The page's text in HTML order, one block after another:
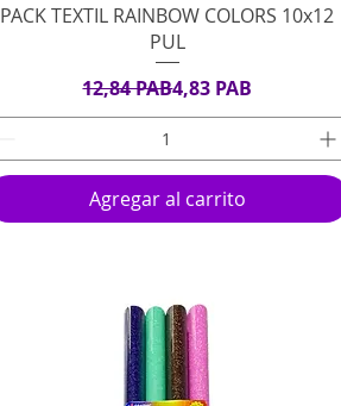
Vista rápida
PACK TEXTIL RAINBOW COLORS 10x12
PUL
Precio
12,84 PABPrecio de oferta
4,83 PAB
Agregar al carrito